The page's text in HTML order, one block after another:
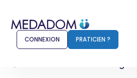
CONNEXION PRATICIEN ?
Pharmacie Roumiguie